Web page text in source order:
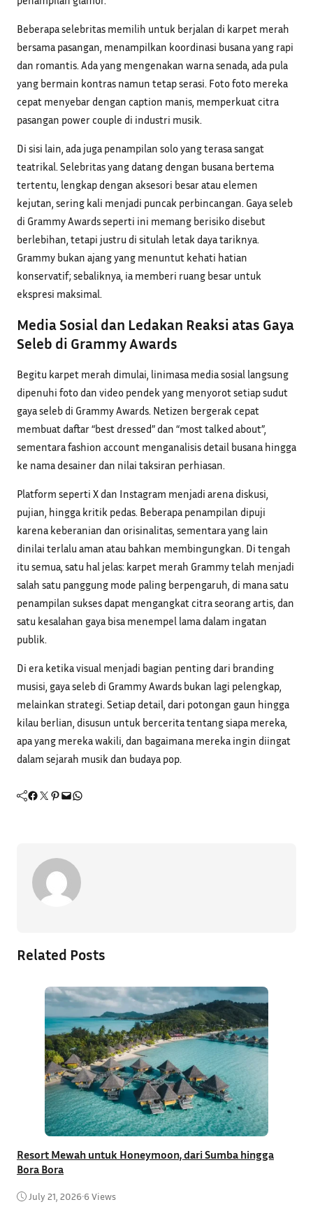
Beberapa selebritas memilih untuk berjalan di karpet merah
bersama pasangan, menampilkan koordinasi busana yang rapi
dan romantis. Ada yang mengenakan warna senada, ada pula
yang bermain kontras namun tetap serasi. Foto foto mereka
cepat menyebar dengan caption manis, memperkuat citra
pasangan power couple di industri musik.
Di sisi lain, ada juga penampilan solo yang terasa sangat
teatrikal. Selebritas yang datang dengan busana bertema
tertentu, lengkap dengan aksesori besar atau elemen
kejutan, sering kali menjadi puncak perbincangan. Gaya seleb
di Grammy Awards seperti ini memang berisiko disebut
berlebihan, tetapi justru di situlah letak daya tariknya.
Grammy bukan ajang yang menuntut kehati hatian
konservatif; sebaliknya, ia memberi ruang besar untuk
ekspresi maksimal.
Media Sosial dan Ledakan Reaksi atas Gaya
Seleb di Grammy Awards
Begitu karpet merah dimulai, linimasa media sosial langsung
dipenuhi foto dan video pendek yang menyorot setiap sudut
gaya seleb di Grammy Awards. Netizen bergerak cepat
membuat daftar “best dressed” dan “most talked about”,
sementara fashion account menganalisis detail busana hingga
ke nama desainer dan nilai taksiran perhiasan.
Platform seperti X dan Instagram menjadi arena diskusi,
pujian, hingga kritik pedas. Beberapa penampilan dipuji
karena keberanian dan orisinalitas, sementara yang lain
dinilai terlalu aman atau bahkan membingungkan. Di tengah
itu semua, satu hal jelas: karpet merah Grammy telah menjadi
salah satu panggung mode paling berpengaruh, di mana satu
penampilan sukses dapat mengangkat citra seorang artis, dan
satu kesalahan gaya bisa menempel lama dalam ingatan
publik.
Di era ketika visual menjadi bagian penting dari branding
musisi, gaya seleb di Grammy Awards bukan lagi pelengkap,
melainkan strategi. Setiap detail, dari potongan gaun hingga
kilau berlian, disusun untuk bercerita tentang siapa mereka,
apa yang mereka wakili, dan bagaimana mereka ingin diingat
dalam sejarah musik dan budaya pop.
Facebook Twitter Pinterest Mail WhatsApp
Related Posts
Resort Mewah untuk Honeymoon, dari Sumba hingga
Bora Bora
July 21, 2026•6 Views